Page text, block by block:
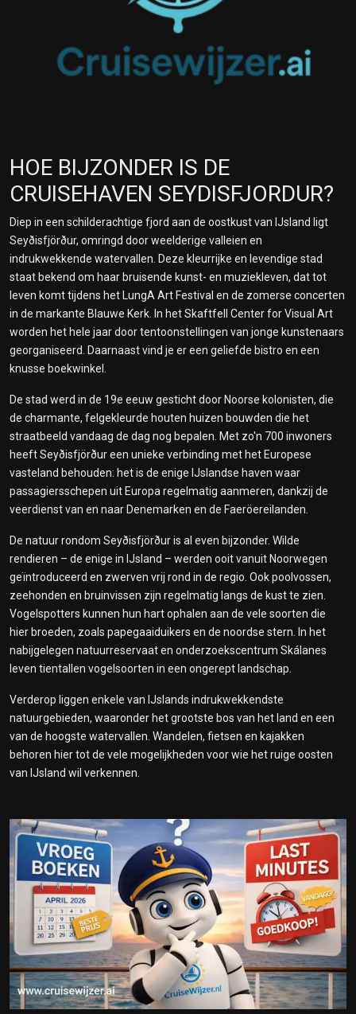
HOE BIJZONDER IS DE
CRUISEHAVEN SEYDISFJORDUR?
Diep in een schilderachtige fjord aan de oostkust van IJsland ligt
Seyðisfjörður, omringd door weelderige valleien en
indrukwekkende watervallen. Deze kleurrijke en levendige stad
staat bekend om haar bruisende kunst- en muziekleven, dat tot
leven komt tijdens het LungA Art Festival en de zomerse concerten
in de markante Blauwe Kerk. In het Skaftfell Center for Visual Art
worden het hele jaar door tentoonstellingen van jonge kunstenaars
georganiseerd. Daarnaast vind je er een geliefde bistro en een
knusse boekwinkel.
De stad werd in de 19e eeuw gesticht door Noorse kolonisten, die
de charmante, felgekleurde houten huizen bouwden die het
straatbeeld vandaag de dag nog bepalen. Met zo'n 700 inwoners
heeft Seyðisfjörður een unieke verbinding met het Europese
vasteland behouden: het is de enige IJslandse haven waar
passagiersschepen uit Europa regelmatig aanmeren, dankzij de
veerdienst van en naar Denemarken en de Faeröereilanden.
De natuur rondom Seyðisfjörður is al even bijzonder. Wilde
rendieren – de enige in IJsland – werden ooit vanuit Noorwegen
geïntroduceerd en zwerven vrij rond in de regio. Ook poolvossen,
zeehonden en bruinvissen zijn regelmatig langs de kust te zien.
Vogelspotters kunnen hun hart ophalen aan de vele soorten die
hier broeden, zoals papegaaiduikers en de noordse stern. In het
nabijgelegen natuurreservaat en onderzoekscentrum Skálanes
leven tientallen vogelsoorten in een ongerept landschap.
Verderop liggen enkele van IJslands indrukwekkendste
natuurgebieden, waaronder het grootste bos van het land en een
van de hoogste watervallen. Wandelen, fietsen en kajakken
behoren hier tot de vele mogelijkheden voor wie het ruige oosten
van IJsland wil verkennen.